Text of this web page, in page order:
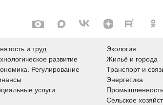
и труд
развитие
Регулирование
услуги
Экология
Жильё и города
Транспорт и
Энергетика
Промышленность
Сельское